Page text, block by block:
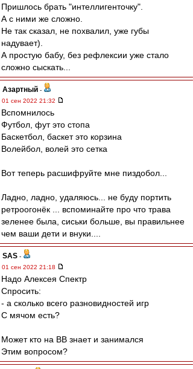
Пришлось брать "интеллигенточку".
А с ними же сложно.
Не так сказал, не похвалил, уже губы
надувает).
А простую бабу, без рефлексии уже стало
сложно сыскать...
Азартный -
01 сен 2022 21:32
Вспомнилось
Футбол, фут это стопа
Баскетбол, баскет это корзина
Волейбол, волей это сетка
Вот теперь расшифруйте мне пиздобол...
Ладно, ладно, удаляюсь... не буду портить
ретроогонёк ... вспоминайте про что трава
зеленее была, сиськи больше, вы правильнее
чем ваши дети и внуки....
SAS -
01 сен 2022 21:18
Надо Алексея Спектр
Спросить:
- а сколько всего разновидностей игр
С мячом есть?
Может кто на ВВ знает и занимался
Этим вопросом?